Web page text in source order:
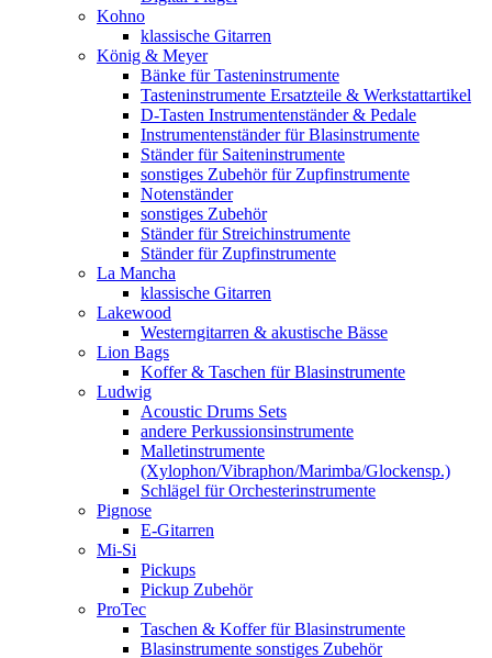
Kohno
klassische Gitarren
König & Meyer
Bänke für Tasteninstrumente
Tasteninstrumente Ersatzteile & Werkstattartikel
D-Tasten Instrumentenständer & Pedale
Instrumentenständer für Blasinstrumente
Ständer für Saiteninstrumente
sonstiges Zubehör für Zupfinstrumente
Notenständer
sonstiges Zubehör
Ständer für Streichinstrumente
Ständer für Zupfinstrumente
La Mancha
klassische Gitarren
Lakewood
Westerngitarren & akustische Bässe
Lion Bags
Koffer & Taschen für Blasinstrumente
Ludwig
Acoustic Drums Sets
andere Perkussionsinstrumente
Malletinstrumente
(Xylophon/Vibraphon/Marimba/Glockensp.)
Schlägel für Orchesterinstrumente
Pignose
E-Gitarren
Mi-Si
Pickups
Pickup Zubehör
ProTec
Taschen & Koffer für Blasinstrumente
Blasinstrumente sonstiges Zubehör